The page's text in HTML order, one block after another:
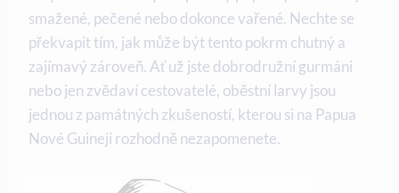
smažené, pečené nebo dokonce vařené. Nechte se
překvapit tím, jak může ⁤být tento pokrm chutný a⁣
zajímavý zároveň. Ať už jste dobrodružní gurmáni
nebo jen ⁤zvědaví‍ cestovatelé, oběstní larvy jsou
jednou z památných zkušeností,​ kterou si na Papua
Nové Guineji ​rozhodně nezapomenete.